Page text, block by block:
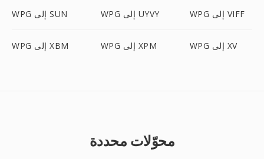
WPG إلى SUN WPG إلى UYVY WPG إلى VIFF
WPG إلى XBM WPG إلى XPM WPG إلى XV
محوّلات محددة